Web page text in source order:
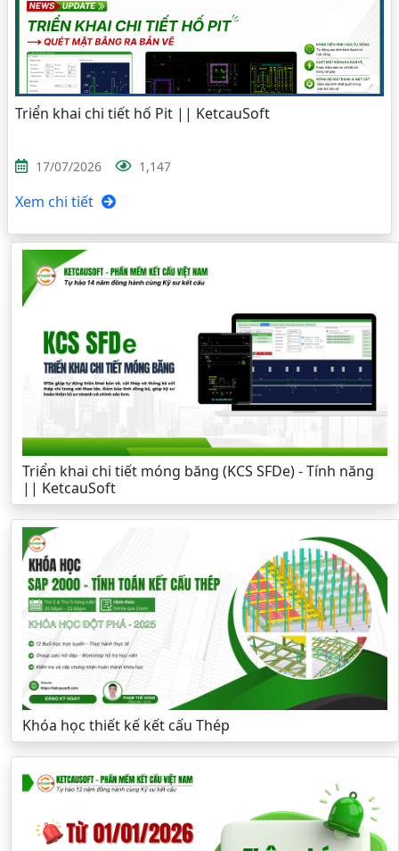
Triển khai chi tiết hố Pit || KetcauSoft
17/07/2026 1,147
Xem chi tiết
Triển khai chi tiết móng băng (KCS SFDe) - Tính năng
|| KetcauSoft
Khóa học thiết kế kết cấu Thép